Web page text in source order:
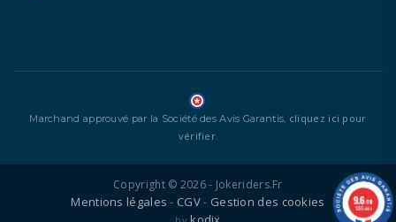
Marchand approuvé par la Société des Avis Garantis, cliquez ici pour
vérifier.
Copyright © 2026 - Jokeriders.fr
Mentions légales - CGV- Gestion des cookies 9.6/10
1335 avis